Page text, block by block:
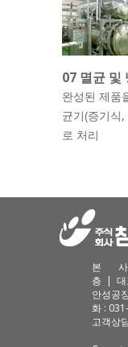
07 멸균 및
완성된 제품
균기(증기식
로 처리
본 사 :
층 | 대
안성공
화 :
고객상